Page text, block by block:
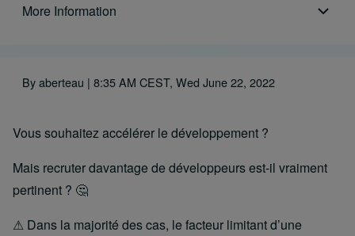
More Information
More Information sub-navigation
Byaberteau | 8:35 AM CEST, Wed June 22, 2022
Vous souhaitez accélérer le développement ?
Mais recruter davantage de développeurs est-il vraiment
pertinent ? 🤔
⚠ Dans la majorité des cas, le facteur limitant d’une